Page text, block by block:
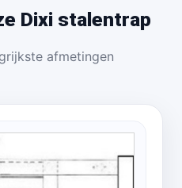
Dixi stalentrap
afmetingen